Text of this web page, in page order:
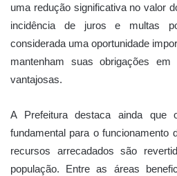
uma redução significativa no valor
incidência de juros e multas
considerada uma oportunidade
mantenham suas obrigações
vantajosas.
A Prefeitura destaca ainda que
fundamental para o funcionamento
recursos arrecadados são
população. Entre as áreas